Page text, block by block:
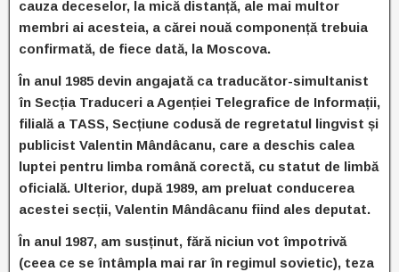
cauza deceselor, la mică distanță, ale mai multor
membri ai acesteia, a cărei nouă componență trebuia
confirmată, de fiece dată, la Moscova.
În anul 1985 devin angajată ca traducător-simultanist
în Secția Traduceri a Agenției Telegrafice de Informații,
filială a TASS, Secțiune codusă de regretatul lingvist și
publicist Valentin Mândâcanu, care a deschis calea
luptei pentru limba română corectă, cu statut de limbă
oficială. Ulterior, după 1989, am preluat conducerea
acestei secții, Valentin Mândâcanu fiind ales deputat.
În anul 1987, am susținut, fără niciun vot împotrivă
(ceea ce se întâmpla mai rar în regimul sovietic), teza